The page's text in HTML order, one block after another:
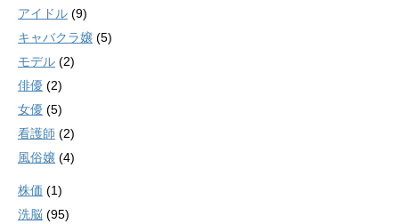
アイドル (9)
キャバクラ嬢 (5)
モデル (2)
俳優 (2)
女優 (5)
看護師 (2)
風俗嬢 (4)
株価 (1)
洗脳 (95)